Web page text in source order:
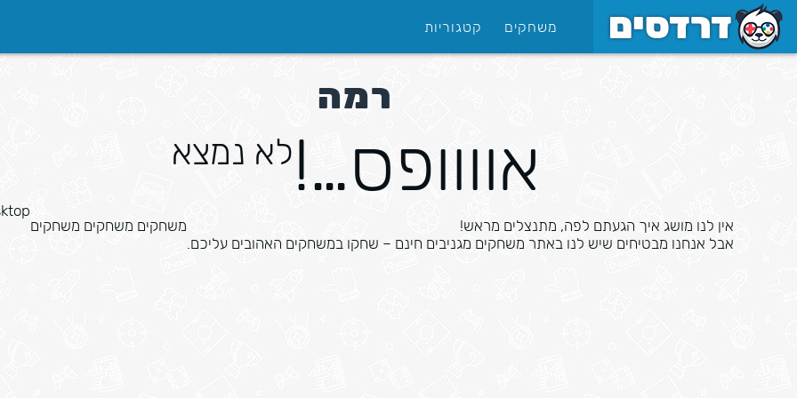
משחקים קטגוריות
רמה
אוווופס…!לא נמצא
אין לנו מושג איך הגעתם לפה, מתנצלים מראש!
אבל אנחנו מבטיחים שיש לנו באתר משחקים מגניבים חינם – שחקו במשחקים האהובים עליכם.
משחקים משחקים משחקים